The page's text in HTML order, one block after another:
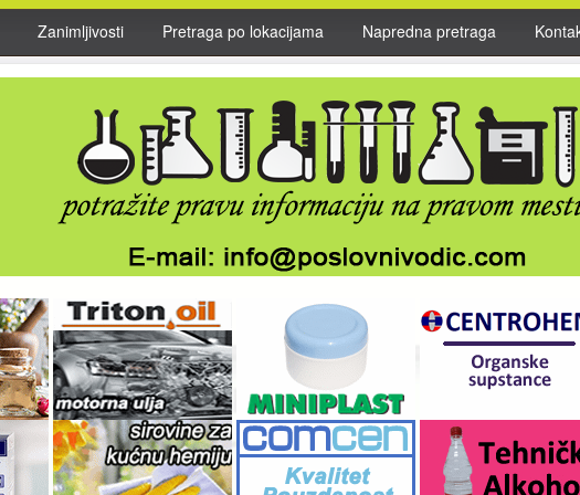
Zanimljivosti Pretraga po lokacijama Napredna pretraga